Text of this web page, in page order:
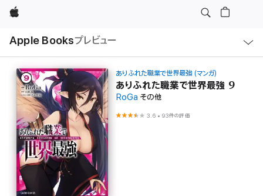
Apple
Apple Booksプレビュー
ル
ありふれた職業で世界最強 (マンガ)
ありふれた職業で世界最強 9
RoGa その他
3.6 • 93件の評価